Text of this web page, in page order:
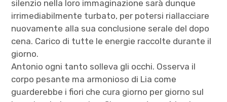
silenzio nella loro immaginazione sarà dunque
irrimediabilmente turbato, per potersi riallacciare
nuovamente alla sua conclusione serale del dopo
cena. Carico di tutte le energie raccolte durante il
giorno.
Antonio ogni tanto solleva gli occhi. Osserva il
corpo pesante ma armonioso di Lia come
guarderebbe i fiori che cura giorno per giorno sul